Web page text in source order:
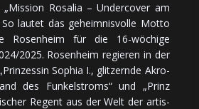
„Mission Rosalia – Undercover am
So lautet das ge­heim­nis­volle Motto
Rosenheim für die 16-wö­chi­ge
2025. Rosenheim re­gie­ren in der
Sophia I., glit­zern­de Akro­
des Fun­kel­stroms“ und „Prinz
Regent aus der Welt der ar­tis­